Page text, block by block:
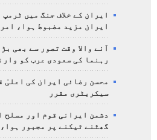
ایران کے خلاف جنگ میں
ایران مزید مضبوط ہوا،
آنے والا وقت تصور سے بھی
رہنما کی سعودی عرب کو
محسن رضائی ایران کی اعلیٰ
سیکریٹری مقرر
دشمن ایرانی قوم اور مسلح
گھٹنے ٹیکنے پر مجبور